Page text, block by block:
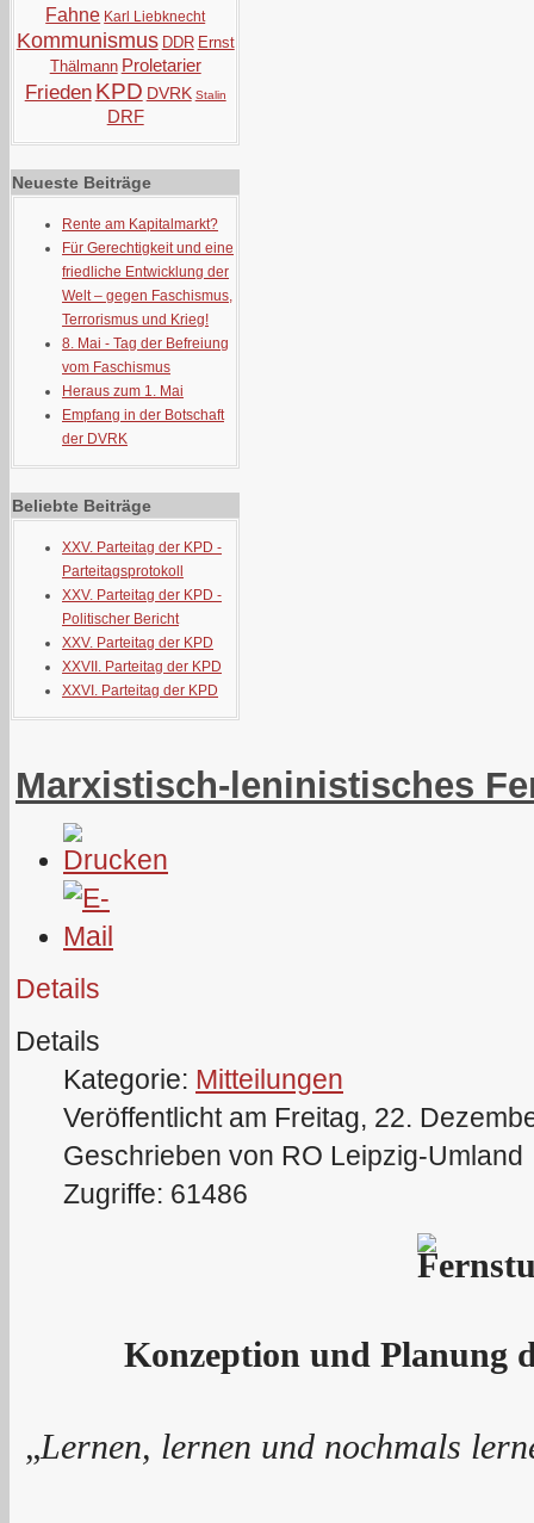
Fahne Karl Liebknecht
Kommunismus DDR Ernst
Thälmann Proletarier
Frieden KPD DVRK Stalin
DRF
Neueste Beiträge
Rente am Kapitalmarkt?
Für Gerechtigkeit und eine
friedliche Entwicklung der
Welt – gegen Faschismus,
Terrorismus und Krieg!
8. Mai - Tag der Befreiung
vom Faschismus
Heraus zum 1. Mai
Empfang in der Botschaft
der DVRK
Beliebte Beiträge
XXV. Parteitag der KPD -
Parteitagsprotokoll
XXV. Parteitag der KPD -
Politischer Bericht
XXV. Parteitag der KPD
XXVII. Parteitag der KPD
XXVI. Parteitag der KPD
Marxistisch-leninistisches
Details
Details
Kategorie: Mitteilungen
Veröffentlicht am Freitag, 22.
Geschrieben von RO Leipzig-Umland
Zugriffe: 61486
Konzeption und Planung
„Lernen, lernen und nochmals